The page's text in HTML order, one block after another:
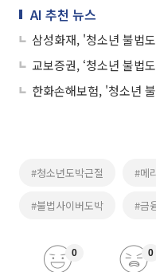
AI 추천 뉴스
삼성화재, '청소년 불법
교보증권, ‘청소년 불법
한화손해보험, '청소년
#청소년도박근절 #메
#불법사이버도박 #금
0 0